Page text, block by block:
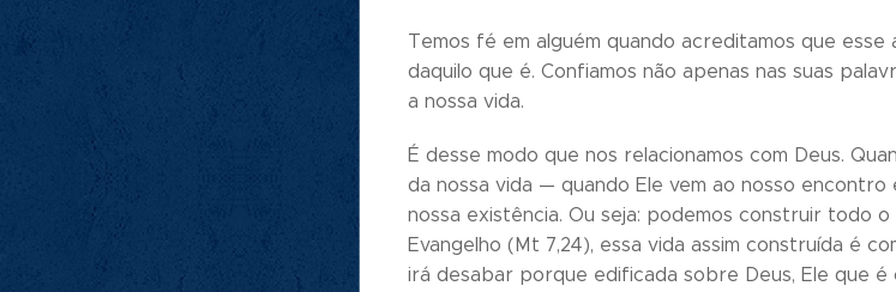
Temos fé em alguém quando acreditamos que
daquilo que é. Confiamos não apenas nas suas
a nossa vida.
É desse modo que nos relacionamos com Deus.
da nossa vida — quando Ele vem ao nosso
nossa existência. Ou seja: podemos construir todo
Evangelho (Mt 7,24), essa vida assim construída é
irá desabar porque edificada sobre Deus, Ele que